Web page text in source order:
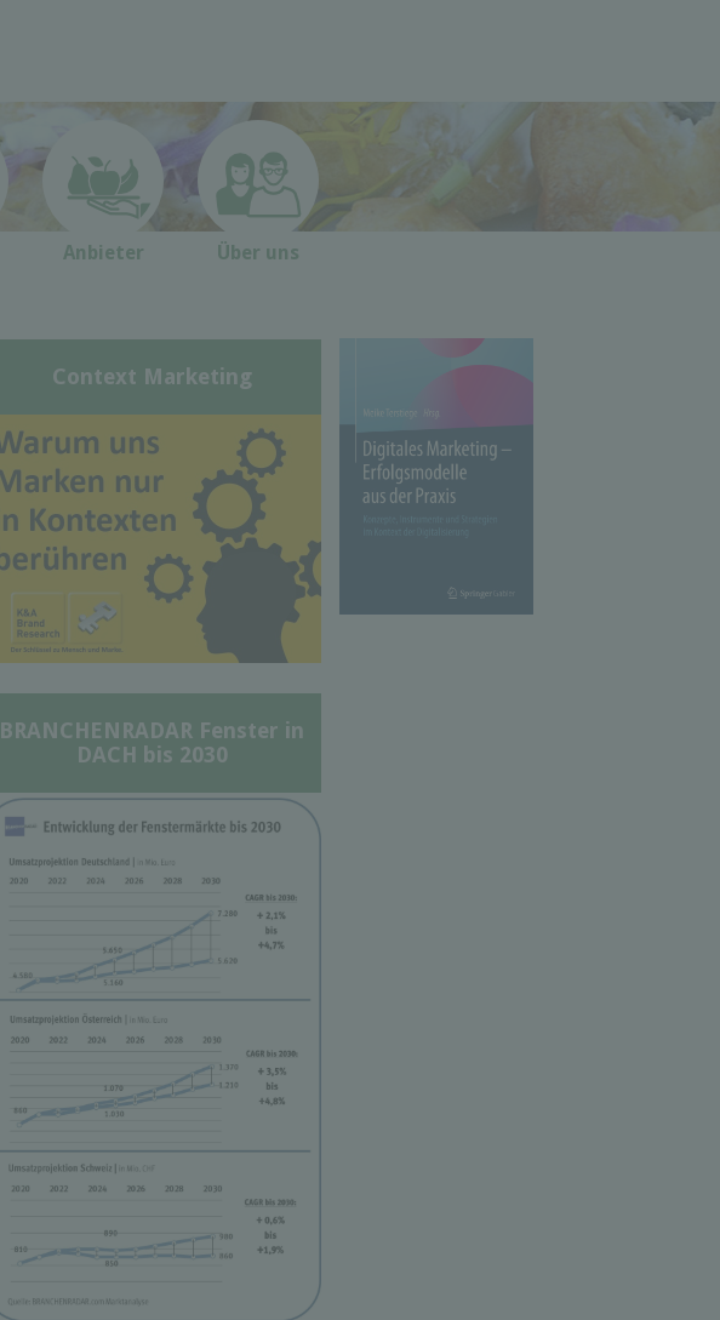
Anbieter Über uns
Context Marketing
BRANCHENRADAR Fenster in
DACH bis 2030